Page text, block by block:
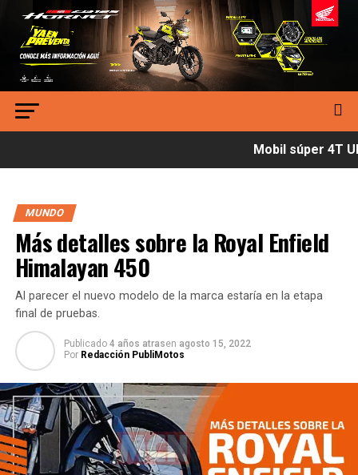
Mobil súper 4T
MUNDO
Más detalles sobre la Royal Enfield
Himalayan 450
Al parecer el nuevo modelo de la marca estaría en la etapa
final de pruebas.
Publicado 4 años atrasen agosto 15, 2022
Por Redacción PubliMotos